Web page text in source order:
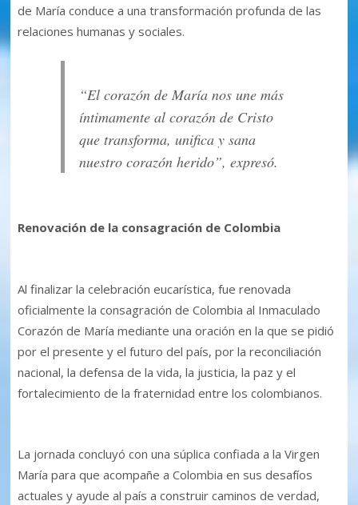
de María conduce a una transformación profunda de las
relaciones humanas y sociales.
“El corazón de María nos une más
íntimamente al corazón de Cristo
que transforma, unifica y sana
nuestro corazón herido”, expresó.
Renovación de la consagración de Colombia
Al finalizar la celebración eucarística, fue renovada
oficialmente la consagración de Colombia al Inmaculado
Corazón de María mediante una oración en la que se pidió
por el presente y el futuro del país, por la reconciliación
nacional, la defensa de la vida, la justicia, la paz y el
fortalecimiento de la fraternidad entre los colombianos.
La jornada concluyó con una súplica confiada a la Virgen
María para que acompañe a Colombia en sus desafíos
actuales y ayude al país a construir caminos de verdad,